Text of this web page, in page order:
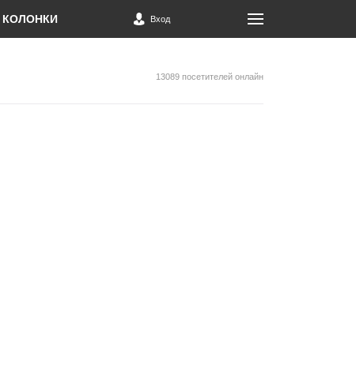
КОЛОНКИ Вход
13089 посетителей онлайн